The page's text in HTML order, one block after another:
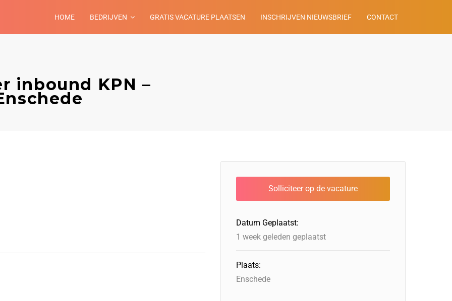
HOME BEDRIJVEN GRATIS VACATURE PLAATSEN INSCHRIJVEN NIEUWSBRIEF CONTACT
inbound KPN –
Datum Geplaatst:
1 week geleden geplaatst
Plaats:
Enschede